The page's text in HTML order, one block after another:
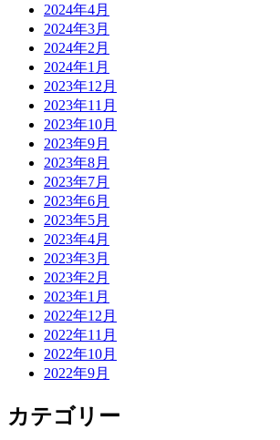
2024年4月
2024年3月
2024年2月
2024年1月
2023年12月
2023年11月
2023年10月
2023年9月
2023年8月
2023年7月
2023年6月
2023年5月
2023年4月
2023年3月
2023年2月
2023年1月
2022年12月
2022年11月
2022年10月
2022年9月
カテゴリー